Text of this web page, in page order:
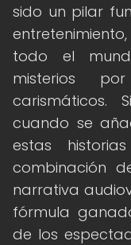
sido un pilar
todo el
misterios
carismáticos.
cuando se
estas
combinación
narrativa
fórmula
de los